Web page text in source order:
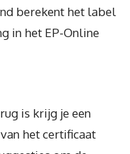
berekent het label
in het EP-Online
is krijg je een
het certificaat